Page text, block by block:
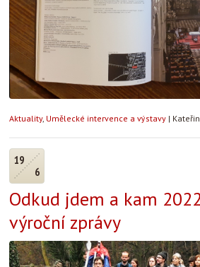
Aktuality, Umělecké intervence a výstavy |
19
6
Odkud jdem a kam
výroční zprávy